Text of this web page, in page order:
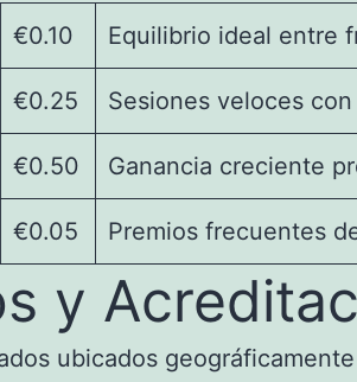
€0.10 Equilibrio ideal entre
€0.25 Sesiones veloces
€0.50 Ganancia creciente
€0.05 Premios frecuentes
y
ubicados